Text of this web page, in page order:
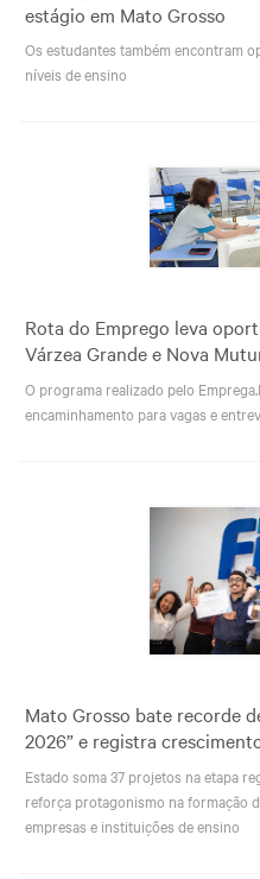
estágio em Mato Grosso
Os estudantes também encontram
níveis de ensino
Rota do Emprego leva
Várzea Grande e Nova
O programa realizado pelo
encaminhamento para vagas e
Mato Grosso bate recorde
2026” e registra
Estado soma 37 projetos na etapa
reforça protagonismo na formação
empresas e instituições de ensino